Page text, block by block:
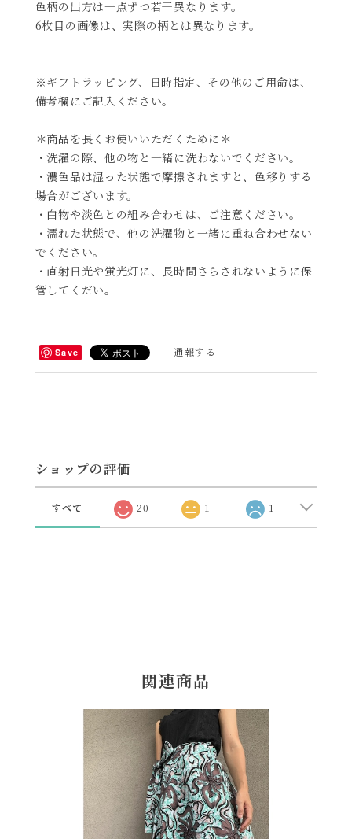
色柄の出方は一点ずつ若干異なります。
6枚目の画像は、実際の柄とは異なります。
※ギフトラッピング、日時指定、その他のご用命は、
備考欄にご記入ください。
＊商品を長くお使いいただくために＊
・洗濯の際、他の物と一緒に洗わないでください。
・濃色品は湿った状態で摩擦されますと、色移りする
場合がございます。
・白物や淡色との組み合わせは、ご注意ください。
・濡れた状態で、他の洗濯物と一緒に重ね合わせない
でください。
・直射日光や蛍光灯に、長時間さらされないように保
管してくだい。
Save 通報する
ショップの評価
すべて 20 1 1
関連商品